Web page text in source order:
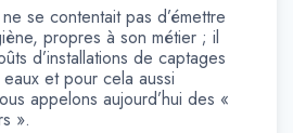
se contentait pas d’émettre
propres à son métier ; il
d’installations de captages
et pour cela aussi
appelons aujourd’hui des «
».